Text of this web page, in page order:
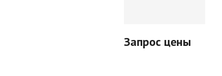
Запрос цены